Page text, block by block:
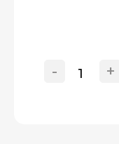
+
-